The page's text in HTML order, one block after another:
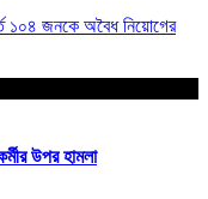
১০৪ জনকে অবৈধ নিয়োগের
উপর হামলা